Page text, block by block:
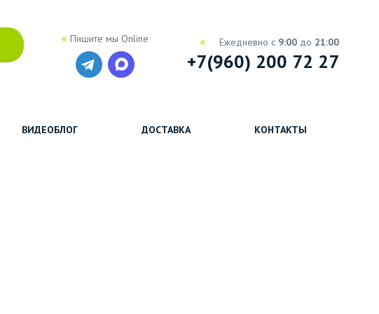
Пишите мы Online Ежедневно с 9:00 до 21:00
+7(960) 200 72 27
ВИДЕОБЛОГ ДОСТАВКА КОНТАКТЫ